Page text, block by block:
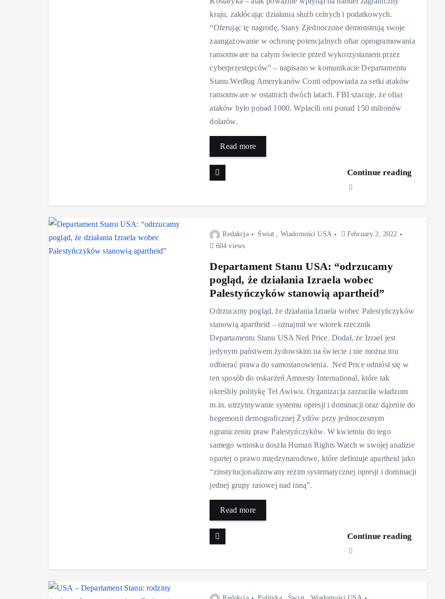
kraju, zakłócając działania służb celnych i podatkowych.
“Oferując tę nagrodę, Stany Zjednoczone demonstrują swoje
zaangażowanie w ochronę potencjalnych ofiar oprogramowania
ransomware na całym świecie przed wykorzystaniem przez
cyberprzestępców” – napisano w komunikacie Departamentu
Stanu.Według Amerykanów Conti odpowiada za setki ataków
ransomware w ostatnich dwóch latach. FBI szacuje, że ofiar
ataków było ponad 1000. Wpłacili oni ponad 150 milionów
dolarów.
Read more
Continue reading
Redakcja Świat , Wiadomości USA
February 2, 2022
604 views
Departament Stanu USA: “odrzucamy
pogląd, że działania Izraela wobec
Palestyńczyków stanowią apartheid”
Odrzucamy pogląd, że działania Izraela wobec Palestyńczyków
stanowią apartheid – oznajmił we wtorek rzecznik
Departamentu Stanu USA Ned Price. Dodał, że Izrael jest
jedynym państwem żydowskim na świecie i nie można mu
odbierać prawa do samostanowienia. Ned Price odniósł się w
ten sposób do oskarżeń Amnesty International, które tak
określiły politykę Tel Awiwu. Organizacja zarzuciła władzom
m.in. utrzymywanie systemu opresji i dominacji oraz dążenie do
hegemonii demograficznej Żydów przy jednoczesnym
ograniczeniu praw Palestyńczyków. W kwietniu do tego
samego wniosku doszła Human Rights Watch w swojej analizie
opartej o prawo międzynarodowe, które definiuje apartheid jako
“zinstytucjonalizowany reżim systematycznej opresji i dominacji
jednej grupy rasowej nad inną”.
Read more
Continue reading